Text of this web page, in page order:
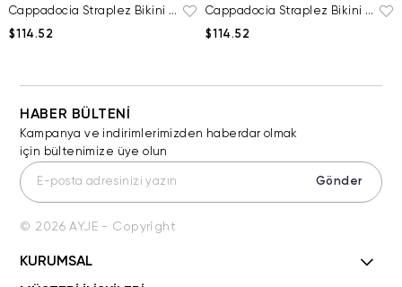
Cappadocia Straplez Bikini Üstü
$114.52
Cappadocia Straplez Bikini Üstü
$114.52
HABER BÜLTENİ
Kampanya ve indirimlerimizden haberdar olmak
için bültenimize üye olun
Gönder
© 2026 AYJE - Copyright
KURUMSAL